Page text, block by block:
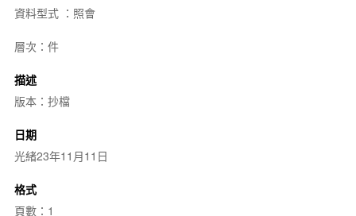
資料型式 ：照會
層次：件
描述
版本：抄檔
日期
光緒23年11月11日
格式
頁數：1